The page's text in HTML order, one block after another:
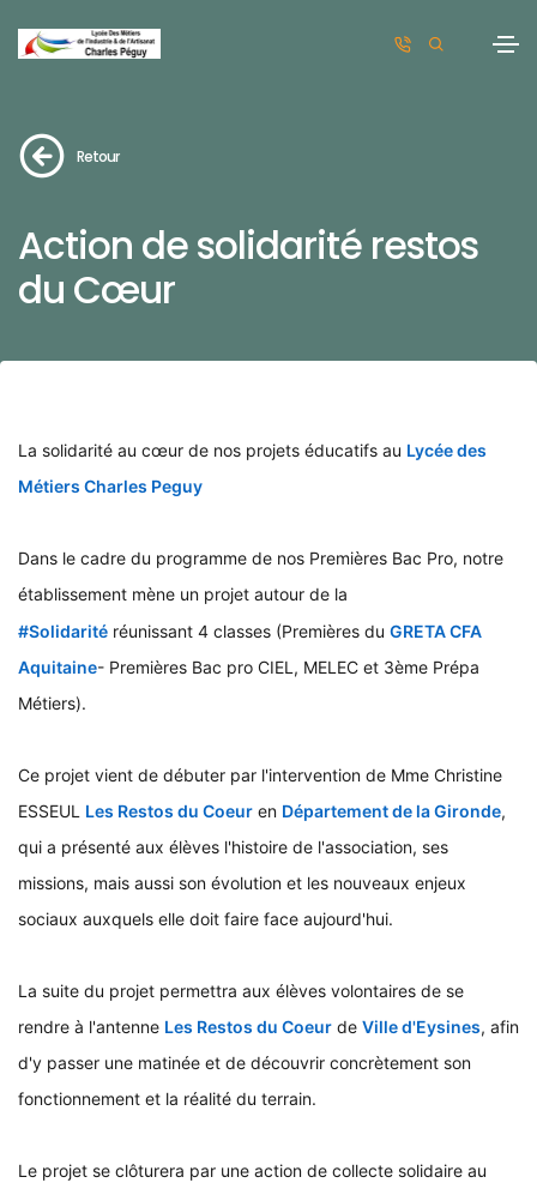
Retour
Action de solidarité restos
du Cœur
La solidarité au cœur de nos projets éducatifs au Lycée des
Métiers Charles Peguy
Dans le cadre du programme de nos Premières Bac Pro, notre
établissement mène un projet autour de la
hashtag
#Solidarité réunissant 4 classes (Premières du GRETA CFA
Aquitaine- Premières Bac pro CIEL, MELEC et 3ème Prépa
Métiers).
Ce projet vient de débuter par l'intervention de Mme Christine
ESSEUL Les Restos du Coeur en Département de la Gironde,
qui a présenté aux élèves l'histoire de l'association, ses
missions, mais aussi son évolution et les nouveaux enjeux
sociaux auxquels elle doit faire face aujourd'hui.
La suite du projet permettra aux élèves volontaires de se
rendre à l'antenne Les Restos du Coeur de Ville d'Eysines, afin
d'y passer une matinée et de découvrir concrètement son
fonctionnement et la réalité du terrain.
Le projet se clôturera par une action de collecte solidaire au